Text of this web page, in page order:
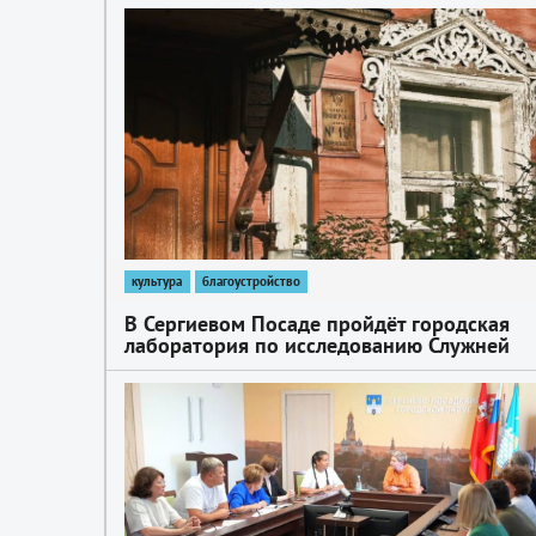
культура благоустройство
В Сергиевом Посаде пройдёт городская
лаборатория по исследованию Служней
слободы
1